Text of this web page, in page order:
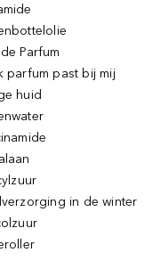
Parfum
parfum past bij mij
huid
in de winter